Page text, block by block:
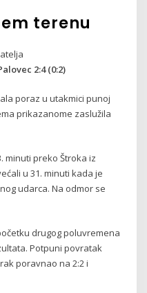
terenu
2:4 (0:2)
poraz u utakmici punoj
prikazanome zaslužila
minuti preko Štroka iz
u 31. minuti kada je
udarca. Na odmor se
drugog poluvremena
Potpuni povratak
poravnao na 2:2 i